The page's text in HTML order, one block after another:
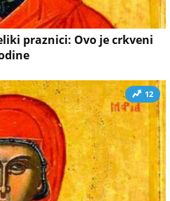
praznici: Ovo je crkveni
12